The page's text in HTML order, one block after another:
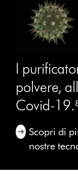
I
polvere,
Covid-
Scopri di
nostre